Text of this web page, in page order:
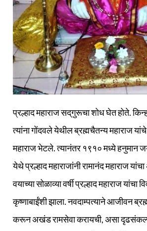
प्रल्हाद महाराज सद्‌गुरूचा शोध घेत होते.
त्यांना गोंदवले येथील ब्रह्मचैतन्य महाराज यांचे
महाराज भेटले. त्यानंतर १९१० मध्ये हनुमान
येथे प्रल्हाद महाराजांनी रामानंद महाराज
वयाच्या सोळाव्या वर्षी प्रल्हाद महाराज यांचा
कृष्णाबाईंशी झाला. नवदाम्पत्याने आजीवन
करून अखंड रामसेवा करायची, असा